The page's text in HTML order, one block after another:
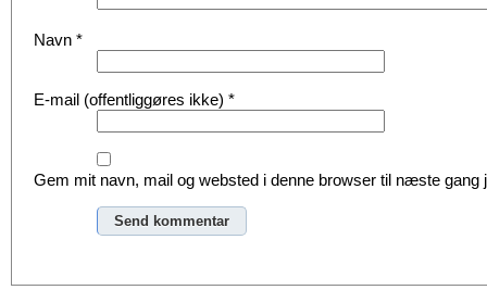
Navn *
E-mail (offentliggøres ikke) *
Gem mit navn, mail og websted i denne browser til næste gang